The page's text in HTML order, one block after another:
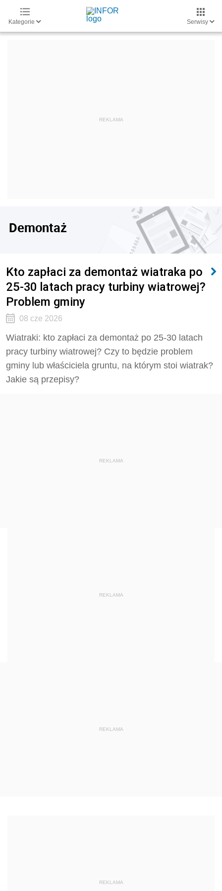
Kategorie Serwisy
Demontaż
Kto zapłaci za demontaż wiatraka po
25-30 latach pracy turbiny wiatrowej?
Problem gminy
08 cze 2026
Wiatraki: kto zapłaci za demontaż po 25-30 latach
pracy turbiny wiatrowej? Czy to będzie problem
gminy lub właściciela gruntu, na którym stoi wiatrak?
Jakie są przepisy?
REKLAMA
REKLAMA
REKLAMA
REKLAMA